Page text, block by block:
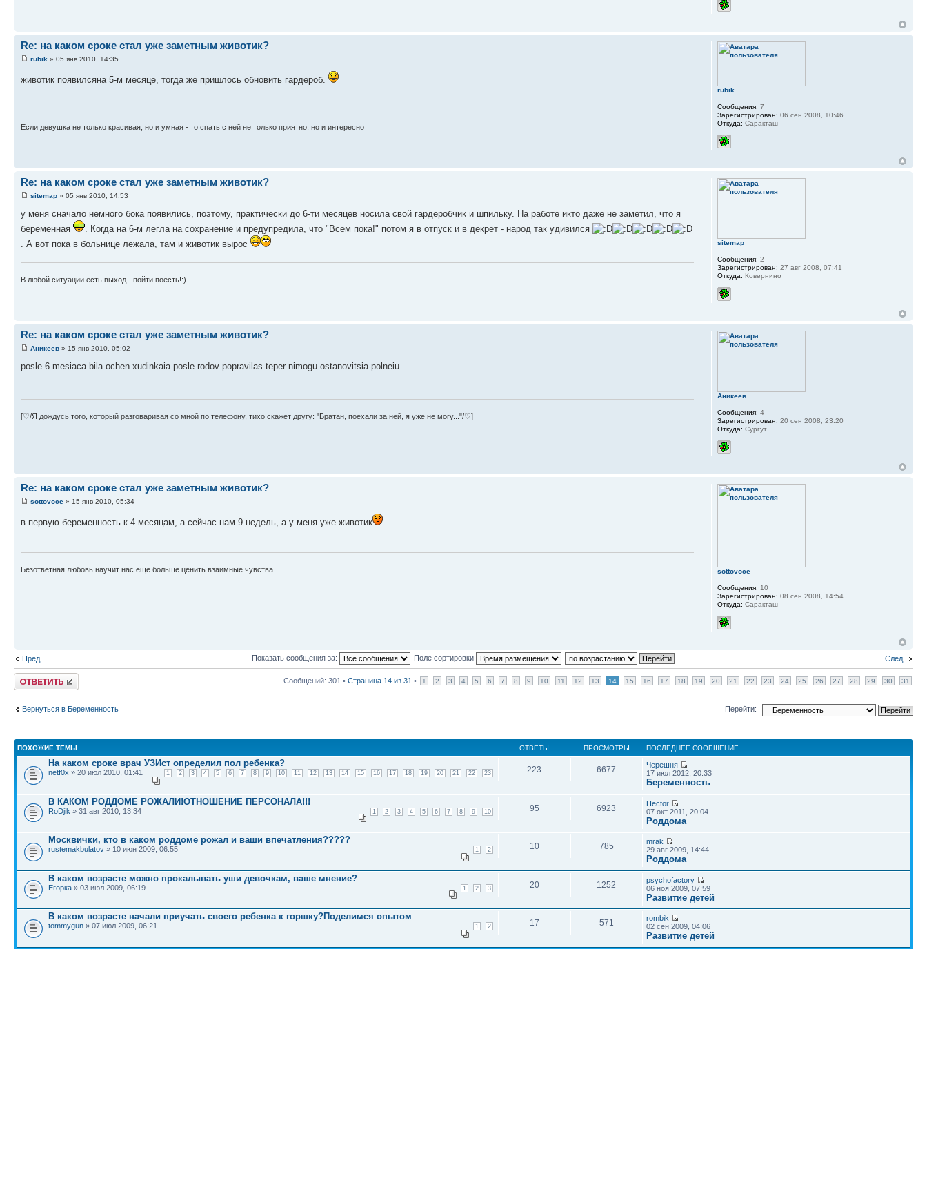
Re: на каком сроке стал уже заметным животик?
rubik » 05 янв 2010, 14:35
животик появилсяна 5-м месяце, тогда же пришлось обновить гардероб.
Если девушка не только красивая, но и умная - то спать с ней не только приятно, но и интересно
rubik
Сообщения: 7
Зарегистрирован: 06 сен 2008, 10:46
Откуда: Саракташ
Re: на каком сроке стал уже заметным животик?
sitemap » 05 янв 2010, 14:53
у меня сначало немного бока появились, поэтому, практически до 6-ти месяцев носила свой гардеробчик и шпильку. На работе икто даже не заметил, что я
беременная
. Когда на 6-м легла на сохранение и предупредила, что "Всем пока!" потом я в отпуск и в декрет - народ так удивился
. А вот пока в больнице лежала, там и животик вырос
В любой ситуации есть выход - пойти поесть!:)
sitemap
Сообщения: 2
Зарегистрирован: 27 авг 2008, 07:41
Откуда: Ковернино
Re: на каком сроке стал уже заметным животик?
Аникеев » 15 янв 2010, 05:02
posle 6 mesiaca.bila ochen xudinkaia.posle rodov popravilas.teper nimogu ostanovitsia-polneiu.
[♡/Я дождусь того, который разговаривая со мной по телефону, тихо скажет другу: "Братан, поехали за ней, я уже не могу..."/♡]
Аникеев
Сообщения: 4
Зарегистрирован: 20 сен 2008, 23:20
Откуда: Сургут
Re: на каком сроке стал уже заметным животик?
sottovoce » 15 янв 2010, 05:34
в первую беременность к 4 месяцам, а сейчас нам 9 недель, а у меня уже животик
Безответная любовь научит нас еще больше ценить взаимные чувства. sottovoce
Сообщения: 10
Зарегистрирован: 08 сен 2008, 14:54
Откуда: Саракташ
Пред. След.
Показать сообщения за: Поле сортировки
Ответить Сообщений: 301 • Страница 14 из 31 • 1 2 3 4 5 6 7 8 9 10 11 12 13 14 15 16 17 18 19 20 21 22 23 24 25 26 27 28 29 30 31
Вернуться в Беременность Перейти:
ПОХОЖИЕ ТЕМЫ ОТВЕТЫ ПРОСМОТРЫ ПОСЛЕДНЕЕ СООБЩЕНИЕ
На каком сроке врач УЗИст определил пол ребенка?
1 2 3 4 5 6 7 8 9 10 11 12 13 14 15 16 17 18 19 20 21 22 23
netf0x » 20 июл 2010, 01:41 223 6677
Черешня
17 июл 2012, 20:33
Беременность
В КАКОМ РОДДОМЕ РОЖАЛИ!ОТНОШЕНИЕ ПЕРСОНАЛА!!!
1 2 3 4 5 6 7 8 9 10
RoDjik » 31 авг 2010, 13:34 95 6923
Hector
07 окт 2011, 20:04
Роддома
Москвички, кто в каком роддоме рожал и ваши впечатления?????
1 2
rustemakbulatov » 10 июн 2009, 06:55 10 785
mrak
29 авг 2009, 14:44
Роддома
В каком возрасте можно прокалывать уши девочкам, ваше мнение?
1 2 3
Егорка » 03 июл 2009, 06:19 20 1252
psychofactory
06 ноя 2009, 07:59
Развитие детей
В каком возрасте начали приучать своего ребенка к горшку?Поделимся опытом
1 2
tommygun » 07 июл 2009, 06:21 17 571
rombik
02 сен 2009, 04:06
Развитие детей